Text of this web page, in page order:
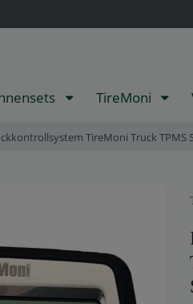
TireMoni
TireMoni Truck TPMS